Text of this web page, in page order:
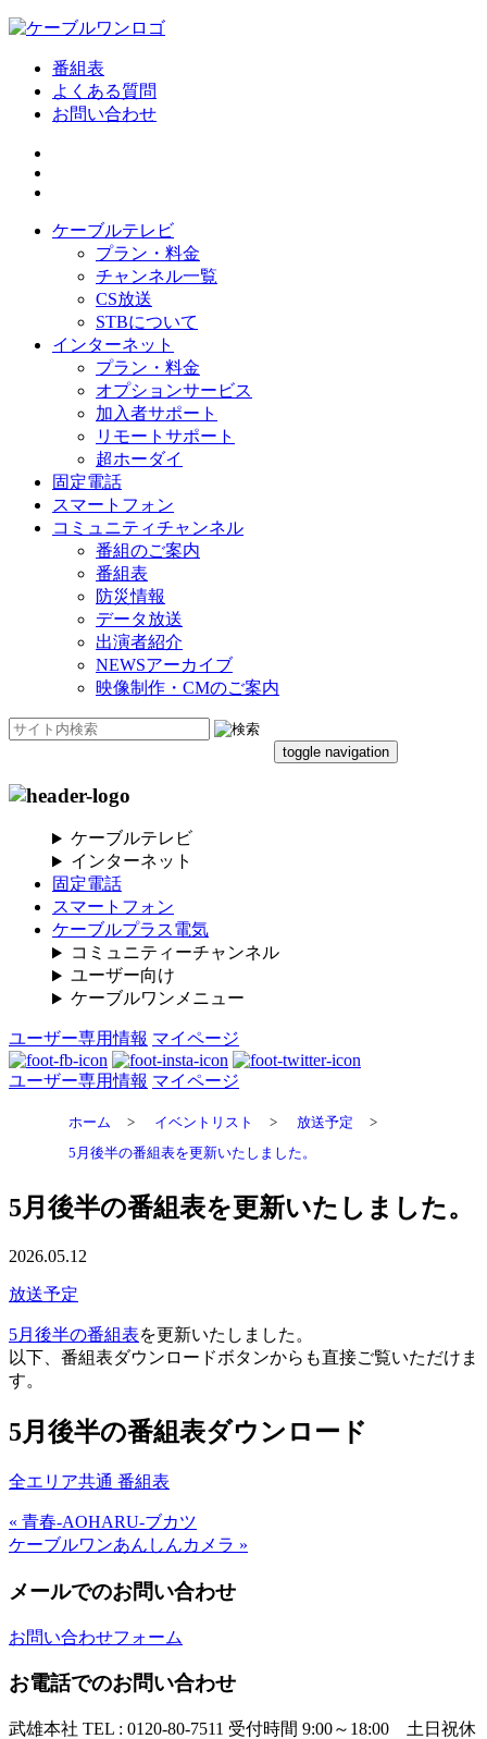
番組表
よくある質問
お問い合わせ
ケーブルテレビ
プラン・料金
チャンネル一覧
CS放送
STBについて
インターネット
プラン・料金
オプションサービス
加入者サポート
リモートサポート
超ホーダイ
固定電話
スマートフォン
コミュニティチャンネル
番組のご案内
番組表
防災情報
データ放送
出演者紹介
NEWSアーカイブ
映像制作・CMのご案内
toggle navigation
ケーブルテレビ
インターネット
固定電話
スマートフォン
ケーブルプラス電気
コミュニティーチャンネル
ユーザー向け
ケーブルワンメニュー
ユーザー専用情報 マイページ
ユーザー専用情報 マイページ
ホーム > イベントリスト > 放送予定
>
5月後半の番組表を更新いたしました。
5月後半の番組表を更新いたしました。
2026.05.12
放送予定
5月後半の番組表を更新いたしました。
以下、番組表ダウンロードボタンからも直接ご覧いただけま
す。
5月後半の番組表ダウンロード
全エリア共通 番組表
« 青春-AOHARU-ブカツ
ケーブルワンあんしんカメラ »
メールでのお問い合わせ
お問い合わせフォーム
お電話でのお問い合わせ
武雄本社 TEL : 0120-80-7511 受付時間 9:00～18:00 土日祝休